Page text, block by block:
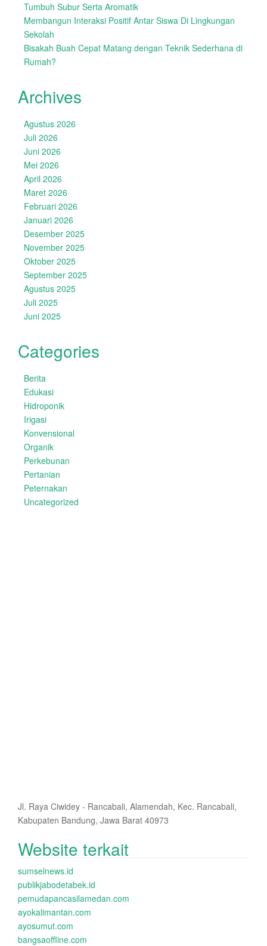
Tumbuh Subur Serta Aromatik
Membangun Interaksi Positif Antar Siswa Di Lingkungan
Sekolah
Bisakah Buah Cepat Matang dengan Teknik Sederhana di
Rumah?
Archives
Agustus 2026
Juli 2026
Juni 2026
Mei 2026
April 2026
Maret 2026
Februari 2026
Januari 2026
Desember 2025
November 2025
Oktober 2025
September 2025
Agustus 2025
Juli 2025
Juni 2025
Categories
Berita
Edukasi
Hidroponik
Irigasi
Konvensional
Organik
Perkebunan
Pertanian
Peternakan
Uncategorized
Jl. Raya Ciwidey - Rancabali, Alamendah, Kec. Rancabali,
Kabupaten Bandung, Jawa Barat 40973
Website terkait
sumselnews.id
publikjabodetabek.id
pemudapancasilamedan.com
ayokalimantan.com
ayosumut.com
bangsaoffline.com